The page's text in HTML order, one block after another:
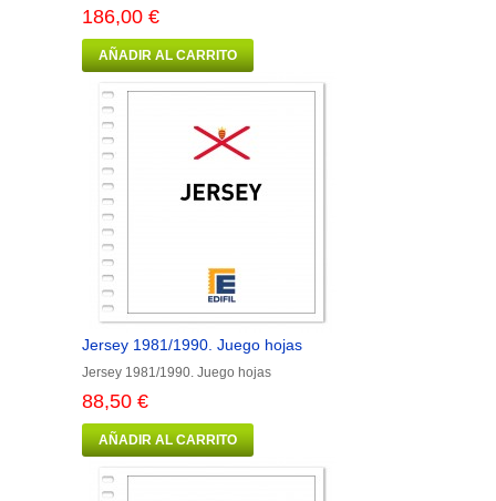
186,00 €
AÑADIR AL CARRITO
Jersey 1981/1990. Juego hojas
Jersey 1981/1990. Juego hojas
88,50 €
AÑADIR AL CARRITO